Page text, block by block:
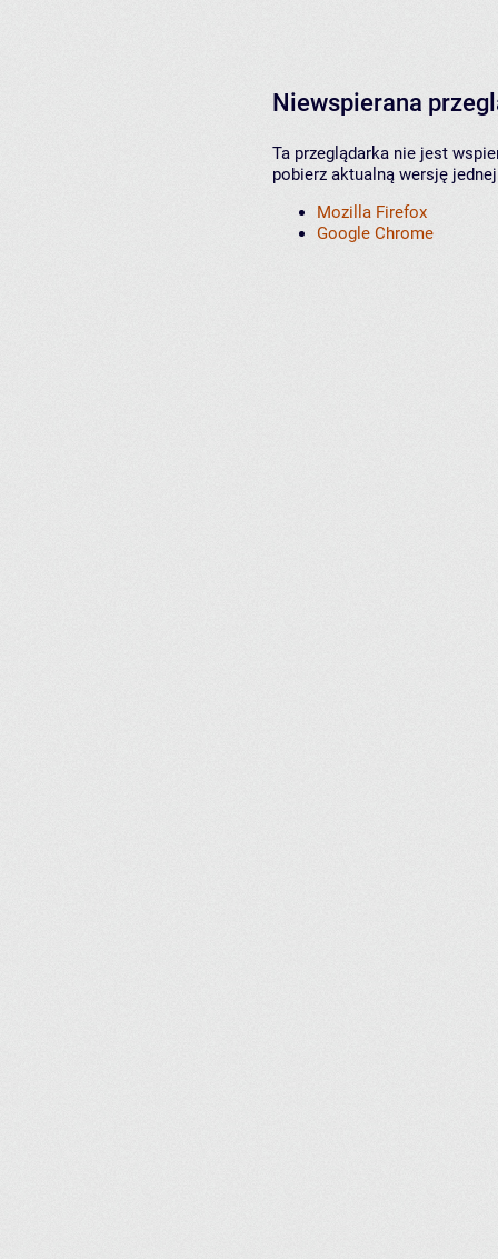
Niewspierana
Ta przeglądarka nie jest
pobierz aktualną wersję
Mozilla Firefox
Google Chrome